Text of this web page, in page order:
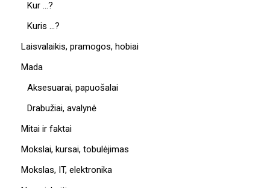
Kur …?
Kuris …?
Laisvalaikis, pramogos, hobiai
Mada
Aksesuarai, papuošalai
Drabužiai, avalynė
Mitai ir faktai
Mokslai, kursai, tobulėjimas
Mokslas, IT, elektronika